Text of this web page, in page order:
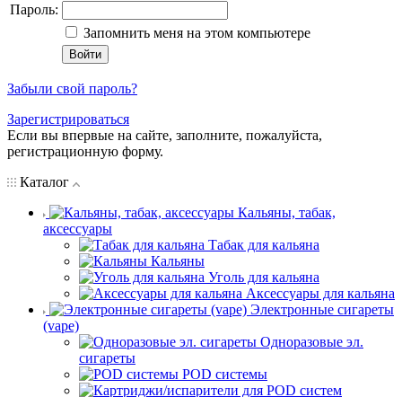
Пароль:
Запомнить меня на этом компьютере
Забыли свой пароль?
Зарегистрироваться
Если вы впервые на сайте, заполните, пожалуйста,
регистрационную форму.
Каталог
Кальяны, табак,
аксессуары
Табак для кальяна
Кальяны
Уголь для кальяна
Аксессуары для кальяна
Электронные сигареты
(vape)
Одноразовые эл.
сигареты
POD системы